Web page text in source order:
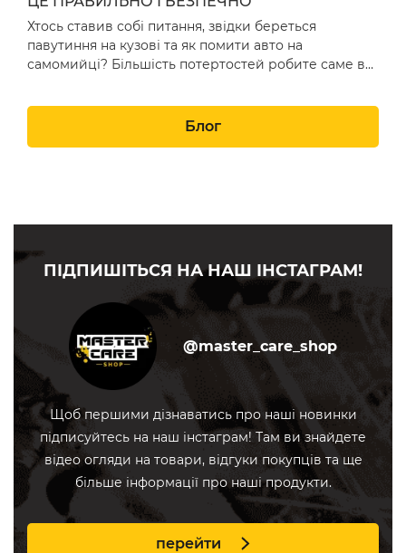
Хтось ставив собі питання, звідки береться
павутиння на кузові та як помити авто на
самомийці? Більшість потертостей робите саме ви,
Блог
ПІДПИШІТЬСЯ НА НАШ ІНСТАГРАМ!
@master_care_shop
Щоб першими дізнаватись про наші новинки
підписуйтесь на наш інстаграм! Там ви знайдете
відео огляди на товари, відгуки покупців та ще
більше інформації про наші продукти.
перейти